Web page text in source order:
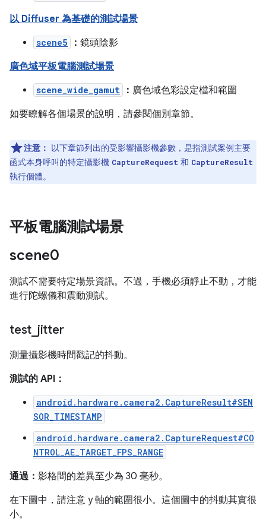
以 Diffuser 為基礎的測試場景
scene5 ： 鏡頭陰影
廣色域平板電腦測試場景
scene_wide_gamut ： 廣色域色彩設定檔和範圍
如要瞭解各個場景的說明，請參閱個別章節。
注意： 以下章節列出的受影響攝影機參數，是指測試案例主要
函式本身呼叫的特定攝影機 CaptureRequest 和 CaptureResult
執行個體。
平板電腦測試場景
scene0
測試不需要特定場景資訊。不過，手機必須靜止不動，才能
進行陀螺儀和震動測試。
test jitter
測量攝影機時間戳記的抖動。
測試的 API：
android.hardware.camera2.CaptureResult#SEN
SOR_TIMESTAMP
android.hardware.camera2.CaptureRequest#CO
NTROL_AE_TARGET_FPS_RANGE
通過： 影格間的差異至少為 30 毫秒。
在下圖中，請注意 y 軸的範圍很小。這個圖中的抖動其實很
小。